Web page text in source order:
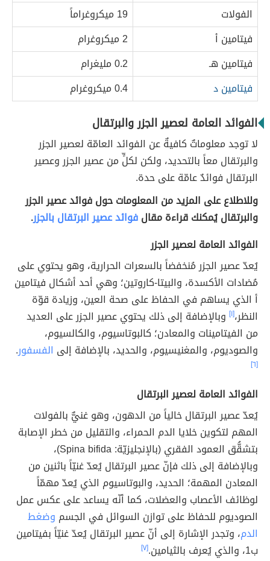
الفولات
19 ميكروغراماً
فيتامين أ
2 ميكروغرام
فيتامين هـ
0.2 مليغرام
فيتامين د
0.4 ميكروغرام
الفوائد العامة لعصير الجزر والبرتقال
لا توجد معلوماتٌ كافيةٌ عن الفوائد العامّة لعصير الجزر
والبرتقال معاً بالتحديد، ولكن لكلٍّ من عصير الجزر وعصير
البرتقال فوائدٌ عامّة على حدة.
وللاطلاع على المزيد من المعلومات حول فوائد عصير الجزر
والبرتقال يُمكنك قراءة مقالفوائد عصير البرتقال بالجزر.
الفوائد العامة لعصير الجزر
يُعدّ عصير الجزر مُنخفضاً بالسعرات الحرارية، وهو يحتوي على
مُضادات الأكسدة، والبيتا-كاروتين؛ وهي أحد أشكال فيتامين
أ الذي يساهم في الحفاظ على صحة العين، وزيادة قوّة
النظر،[١] وبالإضافة إلى ذلك يحتوي عصير الجزر على العديد
من الفيتامينات والمعادن؛ كالبوتاسيوم، والكالسيوم،
والصوديوم، والمغنيسيوم، والحديد، بالإضافة إلى الفسفور.
[٦]
الفوائد العامة لعصير البرتقال
يُعدّ عصير البرتقال خالياً من الدهون، وهو غنيٌّ بالفولات
المهم لتكوين خلايا الدم الحمراء، والتقليل من خطر الإصابة
بتشقُّق العمود الفقري (بالإنجليزيّة: Spina bifida)،
وبالإضافة إلى ذلك فإنّ عصير البرتقال يُعدّ غنيّاً باثنين من
المعادن المهمة؛ الحديد، والبوتاسيوم الذي يُعدّ مهمّاً
لوظائف الأعصاب والعضلات، كما أنّه يساعد على عكس عمل
الصوديوم للحفاظ على توازن السوائل في الجسم وضغط
الدم، وتجدر الإشارة إلى أنّ عصير البرتقال يُعدّ غنيّاً بفيتامين
ب1، والذي يُعرف بالثيامين.
[٧]